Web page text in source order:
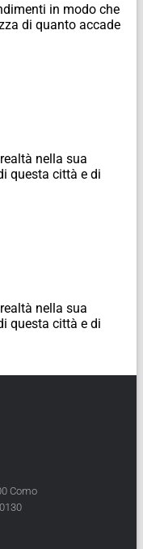
in modo che
di quanto accade
nella sua
questa città e di
nella sua
questa città e di
Como